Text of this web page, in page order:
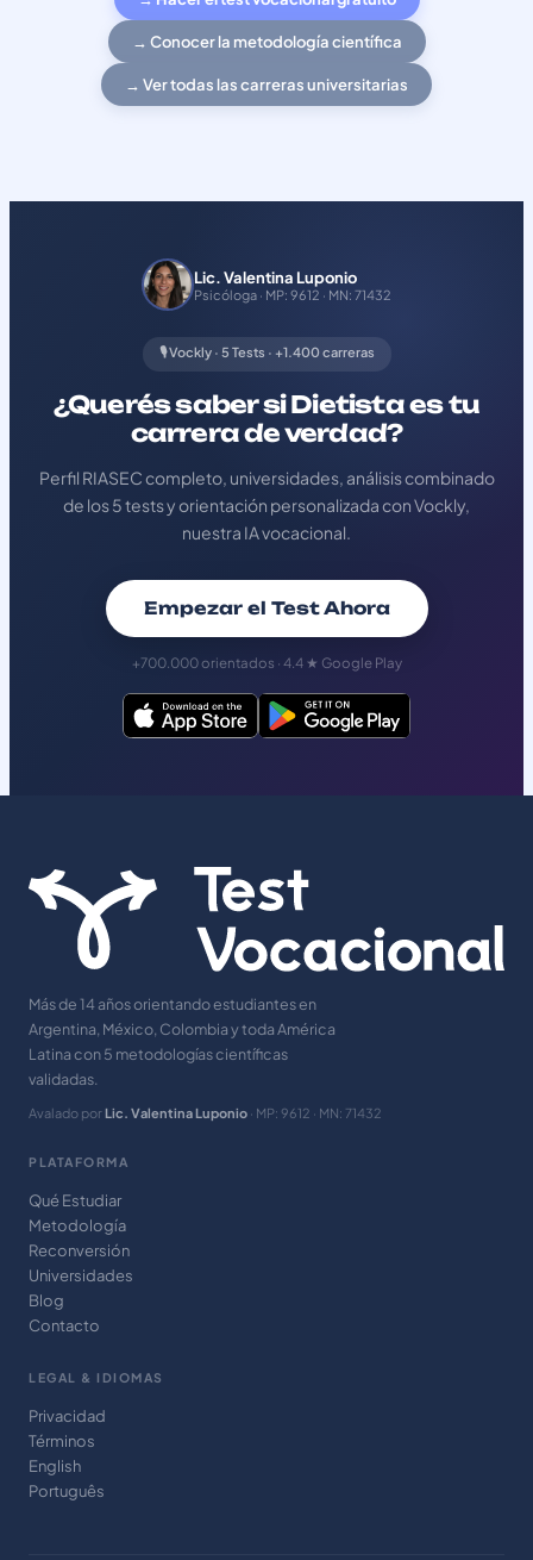
→ Conocer la metodología científica
→ Ver todas las carreras universitarias
Lic. Valentina Luponio
Psicóloga · MP: 9612 · MN: 71432
🎙️ Vockly · 5 Tests · +1.400 carreras
¿Querés saber si Dietista es tu
carrera de verdad?
Perfil RIASEC completo, universidades, análisis combinado
de los 5 tests y orientación personalizada con Vockly,
nuestra IA vocacional.
Empezar el Test Ahora
+700.000 orientados · 4.4 ★ Google Play
Más de 14 años orientando estudiantes en
Argentina, México, Colombia y toda América
Latina con 5 metodologías científicas
validadas.
Avalado por Lic. Valentina Luponio · MP: 9612 · MN: 71432
PLATAFORMA
Qué Estudiar
Metodología
Reconversión
Universidades
Blog
Contacto
LEGAL & IDIOMAS
Privacidad
Términos
English
Português